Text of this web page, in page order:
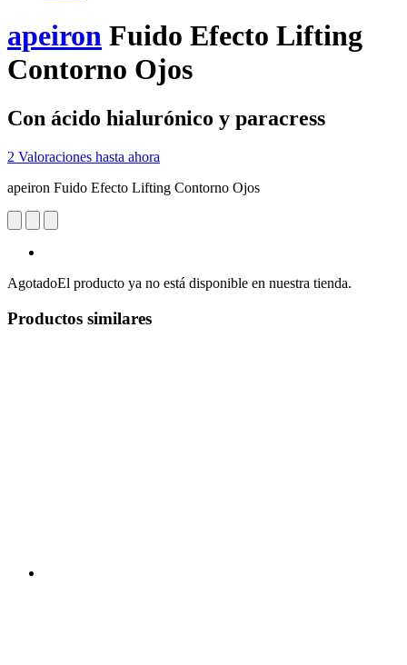
apeiron Fuido Efecto Lifting
Contorno Ojos
Con ácido hialurónico y paracress
2 Valoraciones hasta ahora
apeiron Fuido Efecto Lifting Contorno Ojos
AgotadoEl producto ya no está disponible en nuestra tienda.
Productos similares